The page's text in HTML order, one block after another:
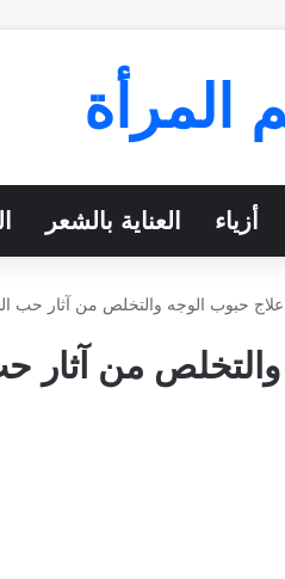
أزياء العناية بالشعر
علاج حبوب الوجه والتخلص من آثار حب
من آثار